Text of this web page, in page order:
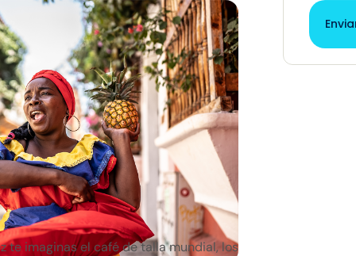
te imaginas el café de talla mundial, los